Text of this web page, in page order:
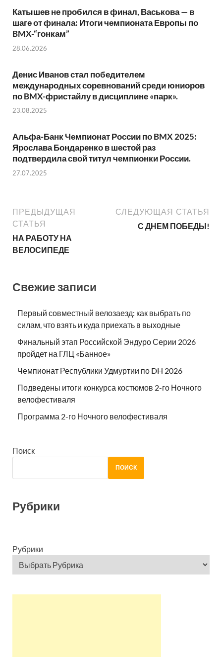
Катышев не пробился в финал, Васькова — в
шаге от финала: Итоги чемпионата Европы по
BMX-“гонкам”
28.06.2026
Денис Иванов стал победителем
международных соревнований среди юниоров
по BMX-фристайлу в дисциплине «парк».
23.08.2025
Альфа-Банк Чемпионат России по BMX 2025:
Ярослава Бондаренко в шестой раз
подтвердила свой титул чемпионки России.
27.07.2025
ПРЕДЫДУЩАЯ
СТАТЬЯ
НА РАБОТУ НА
ВЕЛОСИПЕДЕ
СЛЕДУЮЩАЯ СТАТЬЯ
С ДНЕМ ПОБЕДЫ!
Свежие записи
Первый совместный велозаезд: как выбрать по
силам, что взять и куда приехать в выходные
Финальный этап Российской Эндуро Серии 2026
пройдет на ГЛЦ «Банное»
Чемпионат Республики Удмуртии по DH 2026
Подведены итоги конкурса костюмов 2-го Ночного
велофестиваля
Программа 2-го Ночного велофестиваля
Поиск
ПОИСК
Рубрики
Рубрики